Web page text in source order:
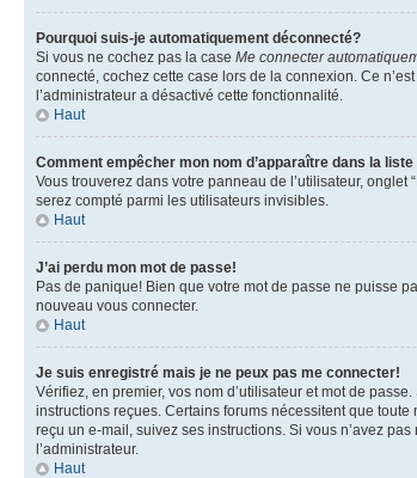
Pourquoi suis-je automatiquement déconnecté?
Si vous ne cochez pas la case Me connecter
connecté, cochez cette case lors de la connexion. Ce
l’administrateur a désactivé cette fonctionnalité.
Haut
Comment empêcher mon nom d’apparaître dans la
Vous trouverez dans votre panneau de l’utilisateur, onglet
serez compté parmi les utilisateurs invisibles.
Haut
J’ai perdu mon mot de passe!
Pas de panique! Bien que votre mot de passe ne puisse
nouveau vous connecter.
Haut
Je suis enregistré mais je ne peux pas me connecter!
Vérifiez, en premier, vos nom d’utilisateur et mot de
instructions reçues. Certains forums nécessitent que
reçu un e-mail, suivez ses instructions. Si vous n’avez
l’administrateur.
Haut